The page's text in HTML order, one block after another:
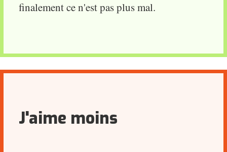
finalement ce n'est pas plus mal.
J'aime moins